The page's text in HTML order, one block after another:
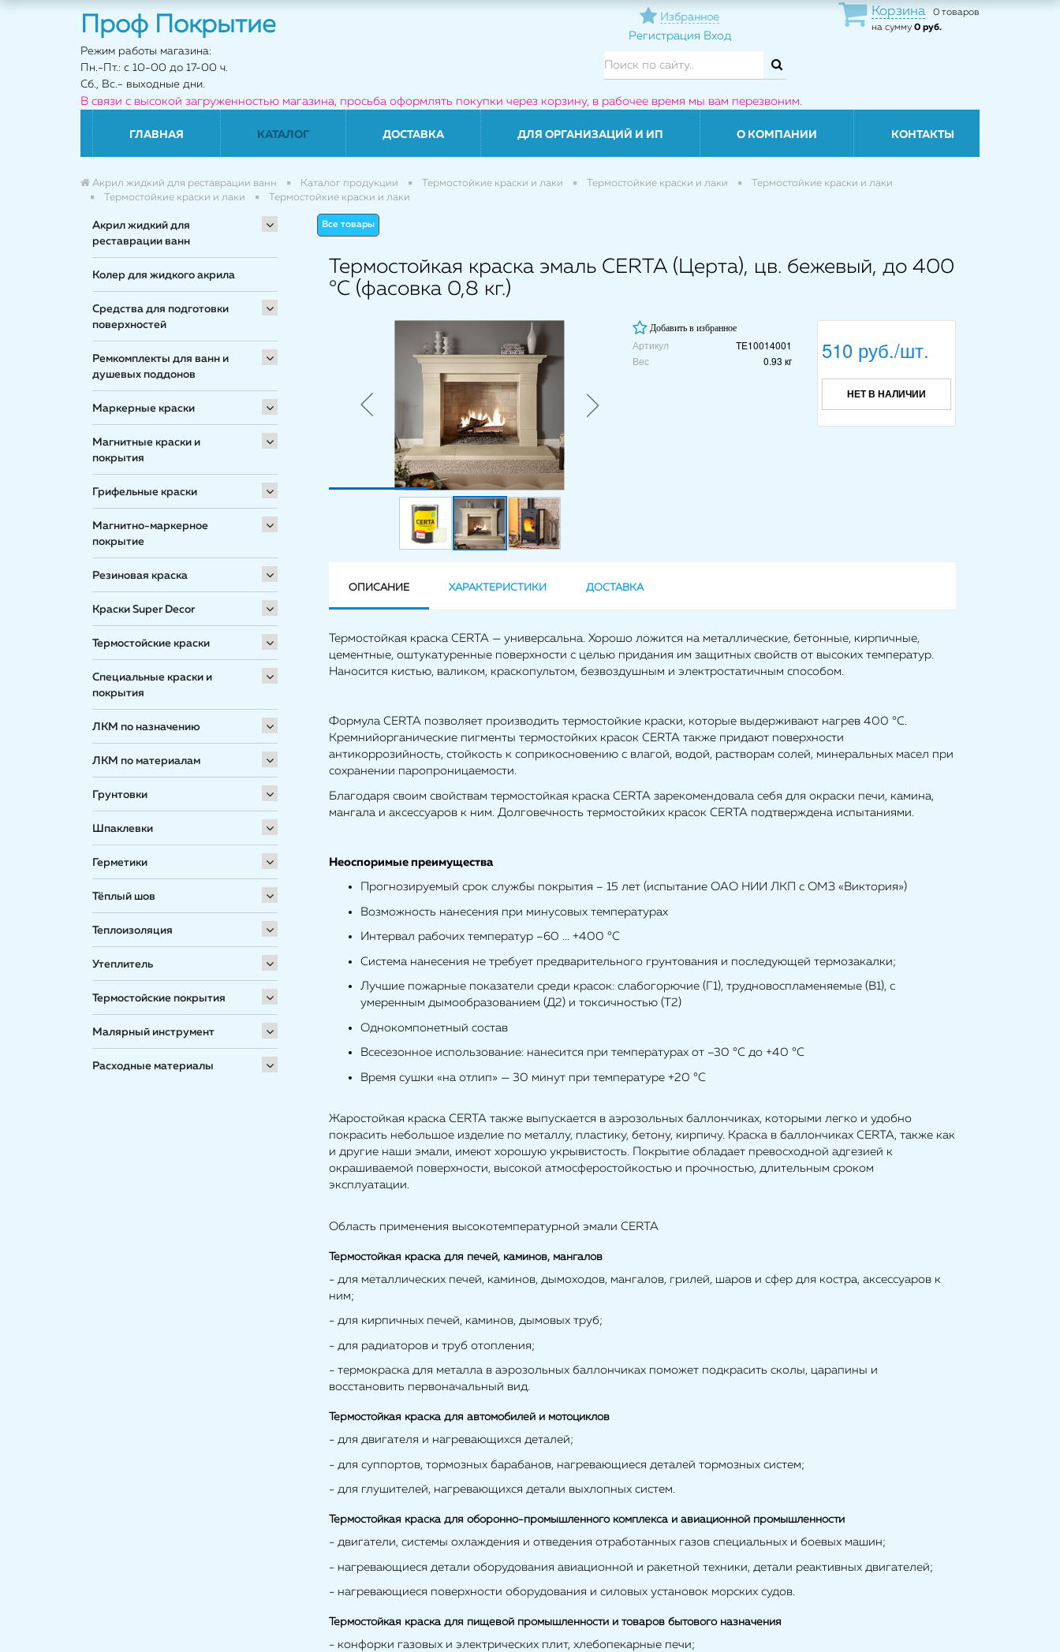
Проф Покрытие
Режим работы магазина:
Пн.-Пт.: с 10-00 до 17-00 ч.
Сб., Вс.- выходные дни.
Избранное
Регистрация Вход
Корзина
0 товаров
на сумму 0 руб.
В связи с высокой загруженностью магазина, просьба оформлять покупки через корзину, в рабочее время мы вам перезвоним.
ГЛАВНАЯ КАТАЛОГ ДОСТАВКА ДЛЯ ОРГАНИЗАЦИЙ И ИП О КОМПАНИИ КОНТАКТЫ
Акрил жидкий для реставрации ванн Каталог продукции Термостойкие краски и лаки Термостойкие краски и лаки
Термостойкие краски и лаки
Термостойкие краски и лаки
Термостойкие краски и лаки
Акрил жидкий для
реставрации ванн
Колер для жидкого акрила
Средства для подготовки
поверхностей
Ремкомплекты для ванн и
душевых поддонов
Маркерные краски
Магнитные краски и
покрытия
Грифельные краски
Магнитно-маркерное
покрытие
Резиновая краска
Краски Super Decor
Термостойские краски
Специальные краски и
покрытия
ЛКМ по назначению
ЛКМ по материалам
Грунтовки
Шпаклевки
Герметики
Тёплый шов
Теплоизоляция
Утеплитель
Термостойские покрытия
Малярный инструмент
Расходные материалы
Все товары
Термостойкая краска эмаль CERTA (Церта), цв. бежевый, до 400
°C (фасовка 0,8 кг.)
Добавить в избранное
Артикул
TE10014001
Вес
0.93 кг 510 руб./шт.
НЕТ В НАЛИЧИИ
ОПИСАНИЕ ХАРАКТЕРИСТИКИ ДОСТАВКА
Термостойкая краска CERTA — универсальна. Хорошо ложится на металлические, бетонные, кирпичные,
цементные, оштукатуренные поверхности с целью придания им защитных свойств от высоких температур.
Наносится кистью, валиком, краскопультом, безвоздушным и электростатичным способом.
Формула CERTA позволяет производить термостойкие краски, которые выдерживают нагрев 400 °С.
Кремнийорганические пигменты термостойких красок CERTA также придают поверхности
антикоррозийность, стойкость к соприкосновению с влагой, водой, растворам солей, минеральных масел при
сохранении паропроницаемости.
Благодаря своим свойствам термостойкая краска CERTA зарекомендовала себя для окраски печи, камина,
мангала и аксессуаров к ним. Долговечность термостойких красок CERTA подтверждена испытаниями.
Неоспоримые преимущества
Прогнозируемый срок службы покрытия – 15 лет (испытание ОАО НИИ ЛКП с ОМЗ «Виктория»)
Возможность нанесения при минусовых температурах
Интервал рабочих температур –60 ... +400 °С
Система нанесения не требует предварительного грунтования и последующей термозакалки;
Лучшие пожарные показатели среди красок: слабогорючие (Г1), трудновоспламеняемые (В1), с
умеренным дымообразованием (Д2) и токсичностью (Т2)
Однокомпонетный состав
Всесезонное использование: нанесится при температурах от –30 °С до +40 °С
Время сушки «на отлип» — 30 минут при температуре +20 °С
Жаростойкая краска CERTA также выпускается в аэрозольных баллончиках, которыми легко и удобно
покрасить небольшое изделие по металлу, пластику, бетону, кирпичу. Краска в баллончиках CERTA, также как
и другие наши эмали, имеют хорошую укрывистость. Покрытие обладает превосходной адгезией к
окрашиваемой поверхности, высокой атмосферостойкостью и прочностью, длительным сроком
эксплуатации.
Область применения высокотемпературной эмали CERTA
Термостойкая краска для печей, каминов, мангалов
- для металлических печей, каминов, дымоходов, мангалов, грилей, шаров и сфер для костра, аксессуаров к
ним;
- для кирпичных печей, каминов, дымовых труб;
- для радиаторов и труб отопления;
- термокраска для металла в аэрозольных баллончиках поможет подкрасить сколы, царапины и
восстановить первоначальный вид.
Термостойкая краска для автомобилей и мотоциклов
- для двигателя и нагревающихся деталей;
- для суппортов, тормозных барабанов, нагревающиеся деталей тормозных систем;
- для глушителей, нагревающихся детали выхлопных систем.
Термостойкая краска для оборонно-промышленного комплекса и авиационной промышленности
- двигатели, системы охлаждения и отведения отработанных газов специальных и боевых машин;
- нагревающиеся детали оборудования авиационной и ракетной техники, детали реактивных двигателей;
- нагревающиеся поверхности оборудования и силовых установок морских судов.
Термостойкая краска для пищевой промышленности и товаров бытового назначения
- конфорки газовых и электрических плит, хлебопекарные печи;